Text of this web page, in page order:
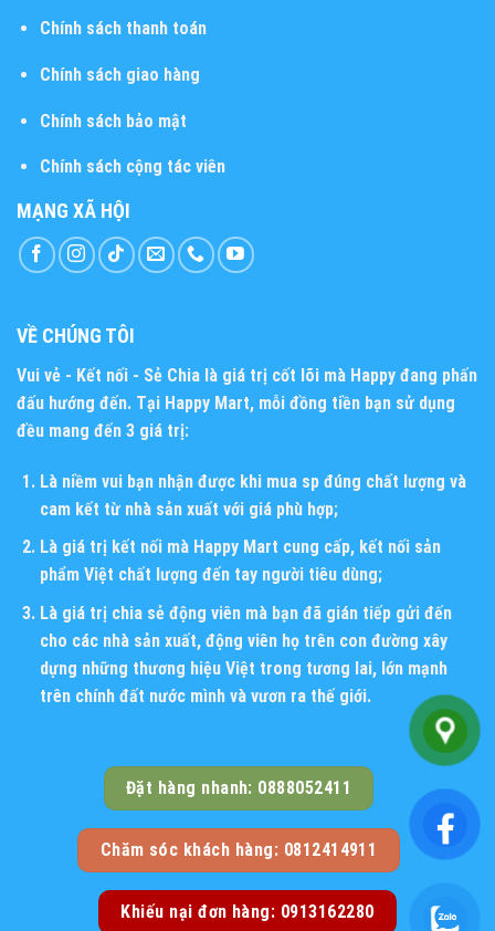
Chính sách thanh toán
Chính sách giao hàng
Chính sách bảo mật
Chính sách cộng tác viên
MẠNG XÃ HỘI
VỀ CHÚNG TÔI
Vui vẻ - Kết nối - Sẻ Chia là giá trị cốt lõi mà Happy đang phấn
đấu hướng đến. Tại Happy Mart, mỗi đồng tiền bạn sử dụng
đều mang đến 3 giá trị:
Là niềm vui bạn nhận được khi mua sp đúng chất lượng và
cam kết từ nhà sản xuất với giá phù hợp;
Là giá trị kết nối mà Happy Mart cung cấp, kết nối sản
phẩm Việt chất lượng đến tay người tiêu dùng;
Là giá trị chia sẻ động viên mà bạn đã gián tiếp gửi đến
cho các nhà sản xuất, động viên họ trên con đường xây
dựng những thương hiệu Việt trong tương lai, lớn mạnh
trên chính đất nước mình và vươn ra thế giới.
Đặt hàng nhanh: 0888052411
Chăm sóc khách hàng: 0812414911
Khiếu nại đơn hàng: 0913162280